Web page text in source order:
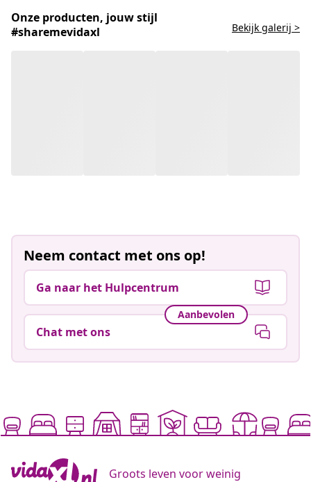
Onze producten, jouw stijl
#sharemevidaxl
Bekijk galerij >
Neem contact met ons op!
Ga naar het Hulpcentrum
Aanbevolen
Chat met ons
Groots leven voor weinig